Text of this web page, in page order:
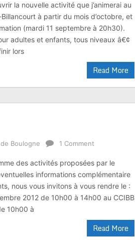
la nouvelle activité que j’animerai au
à partir du mois d’octobre, et
(mardi 11 septembre à 20h30).
adultes et enfants, tous niveaux â€¢
lors
Read More
Boulogne 1 Comment
des activités proposées par le
informations complémentaire
nous vous invitons à vous rendre le :
2012 de 10h00 à 14h00 au CCIBB
10h00 à
Read More